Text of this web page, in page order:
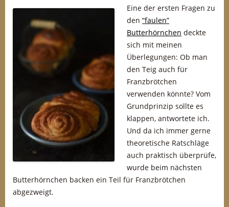
Eine der ersten Fragen zu
den “faulen”
Butterhörnchen deckte
sich mit meinen
Überlegungen: Ob man
den Teig auch für
Franzbrötchen
verwenden könnte? Vom
Grundprinzip sollte es
klappen, antwortete ich.
Und da ich immer gerne
theoretische Ratschläge
auch praktisch überprüfe,
wurde beim nächsten
Butterhörnchen backen ein Teil für Franzbrötchen
abgezweigt.